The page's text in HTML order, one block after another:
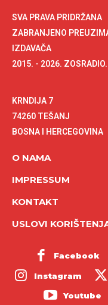
SVA PRAVA PRIDRŽANA
ZABRANJENO
IZDAVAČA
2015. - 2026.
KRNDIJA 7
74260 TEŠANJ
BOSNA I HERCEGOVINA
O NAMA
IMPRESSUM
KONTAKT
USLOVI
Facebook
Instagram
Youtube